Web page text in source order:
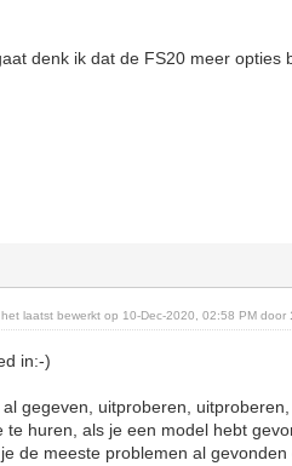
denk ik dat de FS20 meer opties
het laatst bewerkt op 10-Dec-2020, 02:58 PM door
in:-)
gegeven, uitproberen,
huren, als je een model hebt
de meeste problemen al